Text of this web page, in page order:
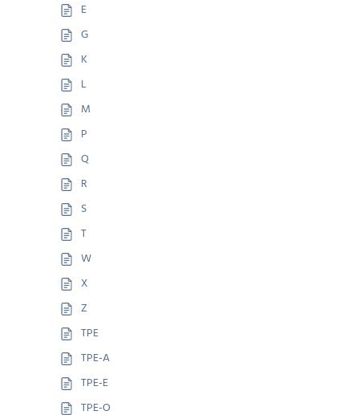
E
G
K
L
M
P
Q
R
S
T
W
X
Z
TPE
TPE-A
TPE-E
TPE-O